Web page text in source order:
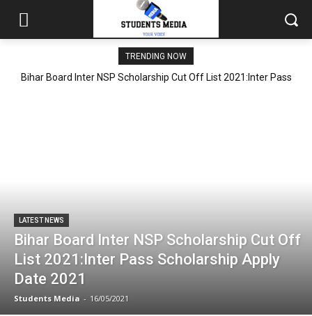
TRENDING NOW
Bihar Board Inter NSP Scholarship Cut Off List 2021:Inter Pass
LATEST NEWS
Bihar Board Inter NSP Scholarship Cut Off
List 2021:Inter Pass Scholarship Apply
Date 2021
Students Media - 16/05/2021